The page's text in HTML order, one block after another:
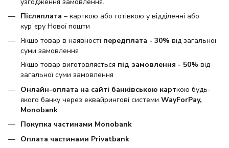
Післяплата – карткою або готівкою у відділенні або
курʼєру Нової пошти
Якщо товар в наявності передплата - 30% від загальної
суми замовлення
Якщо товар виготовляється під замовлення - 50% від
загальної суми замовлення
Онлайн-оплата на сайті банківською карткою будь-
якого банку через еквайрингові системи WayForPay,
Monobank
Покупка частинами Monobank
Оплата частинами Privatbank